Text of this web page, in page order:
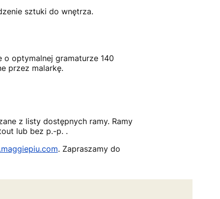
sztuki do wnętrza.
optymalnej gramaturze 140
przez malarkę.
z listy dostępnych ramy. Ramy
lub bez p.-p. .
. Zapraszamy do